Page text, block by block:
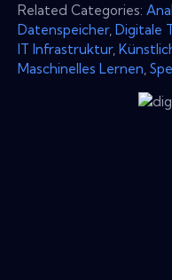
Related Categories:
Datenspeicher, Digitale
IT Infrastruktur,
Maschinelles Lernen